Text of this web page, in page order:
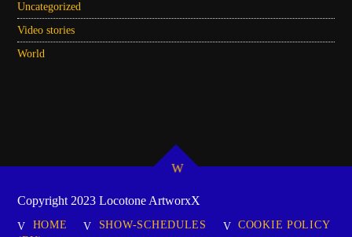
Uncategorized
Video stories
World
Copyright 2023 Locotone ArtworxX
HOME SHOW-SCHEDULES
COOKIE POLICY